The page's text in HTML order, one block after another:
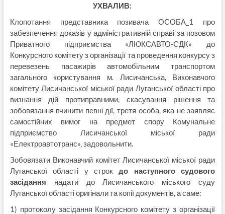
УХВАЛИВ:
Клопотання представника позивача ОСОБА_1 про
забезпечення доказів у адміністративній справі за позовом
Приватного підприємства «ЛЮКСАВТО-СДК» до
Конкурсного комітету з організації та проведення конкурсу з
перевезень пасажирів автомобільним транспортом
загального користування м. Лисичанська, Виконавчого
комітету Лисичанської міської ради Луганської області про
визнання дій протиправними, скасування рішення та
зобовязання вчинити певні дії, третя особа, яка не заявляє
самостійних вимог на предмет спору Комунальне
підприємство Лисичанської міської ради
«Електроавтотранс», задовольнити.
Зобовязати Виконавчий комітет Лисичанської міської ради
Луганської області у строк до наступного судового
засідання надати до Лисичанського міського суду
Луганської області оригінали та копії документів, а саме:
1) протоколу засідання Конкурсного комітету з організації